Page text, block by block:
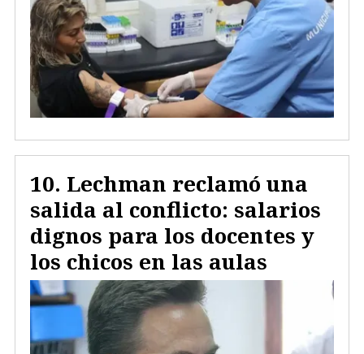
Lechman reclamó una
salida al conflicto: salarios
dignos para los docentes y
los chicos en las aulas